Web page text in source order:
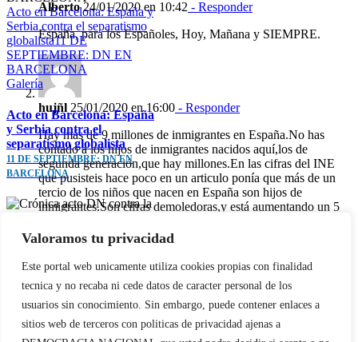
Valoramos tu privacidad
Este portal web unicamente utiliza cookies propias con finalidad
tecnica y no recaba ni cede datos de caracter personal de los
usuarios sin conocimiento. Sin embargo, puede contener enlaces a
sitios web de terceros con politicas de privacidad ajenas a
Acto en Barcelona: España y
Serbia contra el separatismo
globalista11 DE
SEPTIEMBRE: DN EN
BARCELONA
Galería
Acto en Barcelona: España
y Serbia contra el
separatismo globalista
11 DE SEPTIEMBRE: DN EN
BARCELONA
Crónica acto DN contra la
invasión migratoria y el gran
reemplazoMADRID 4 DE
NOVIEMBRE
Galería
Alberto24/01/2020 en 10:42 - Responder
España, para los Españoles, Hoy, Mañana y SIEMPRE.
hujñl 25/01/2020 en 16:00 - Responder
Hay más de 9 millones de inmigrantes en España.No has
contado a los hijos de inmigrantes nacidos aquí,los de
segunda generación,que hay millones.En las cifras del INE
que pusisteis hace poco en un articulo ponía que más de un
tercio de los niños que nacen en España son hijos de
inmigrantes.Son cifras demoledoras,y está aumentando un 5
Voxers e incluso los Falangistas le dan más importancia a la
unidad de España y al tema de Cataluña que a la inmigración
sustitución,cuando es lo principal.Si esto alguien no lo revierte
en 20 años aquí no queda ni el apuntador.Los separatismos ya
van a ser lo de menos porque no va a haber apenas ni
Españoles ni Catalanes de origen.